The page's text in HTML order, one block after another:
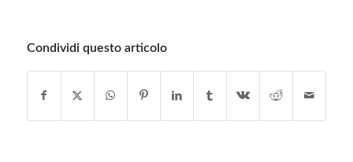
Condividi questo articolo